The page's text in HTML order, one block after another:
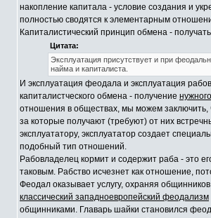
накопление капитала - условие создания и
полностью сводятся к элементарным
Капиталистический принцип обмена -
Цитата:
Эксплуатация присутствует и при
найма и капиталиста.
И эксплуатация феодала и эксплуатация
капиталистческого обмена - получение нужного
отношения в обществах, мы можем заключить,
за которые получают (требуют) от них
эксплуататору, эксплуататор создает
подобный тип отношений.
Рабовладелец кормит и содержит раба - это
таковым. Рабство исчезнет как отношение,
Феодал оказывает услугу, охраняя
классический западноевропейский феодализм
общинниками. Главарь шайки становился